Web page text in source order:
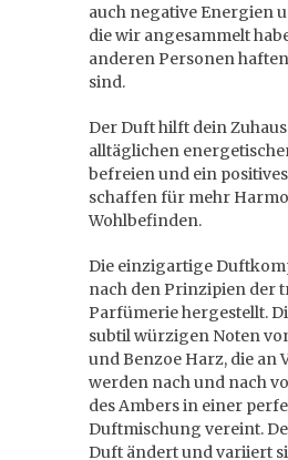
auch negative Energien
die wir angesammelt
anderen Personen
sind.
Der Duft hilft dein
alltäglichen
befreien und ein
schaffen für mehr
Wohlbefinden.
Die einzigartige
nach den Prinzipien der
Parfümerie hergestellt.
subtil würzigen Noten
und Benzoe Harz, die an
werden nach und nach
des Ambers in einer
Duftmischung vereint.
Duft ändert und variiert